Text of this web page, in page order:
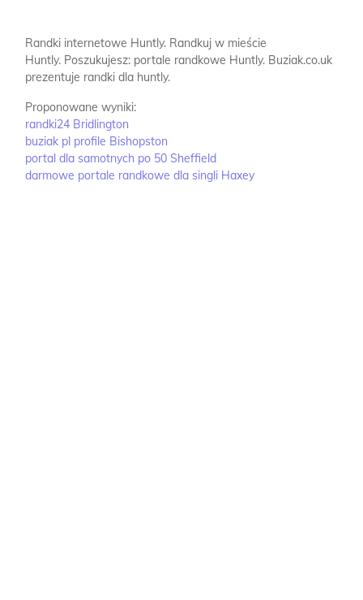
Randki internetowe Huntly. Randkuj w mieście
Huntly. Poszukujesz: portale randkowe Huntly. Buziak.co.uk
prezentuje randki dla huntly.
Proponowane wyniki:
randki24 Bridlington
buziak pl profile Bishopston
portal dla samotnych po 50 Sheffield
darmowe portale randkowe dla singli Haxey